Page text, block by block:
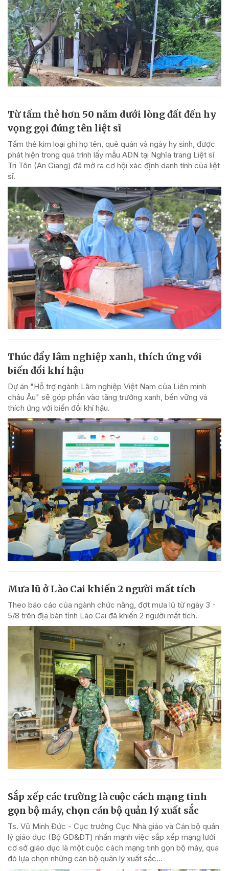
Từ tấm thẻ hơn 50 năm dưới lòng đất đến hy
vọng gọi đúng tên liệt sĩ
Tấm thẻ kim loại ghi họ tên, quê quán và ngày hy sinh, được
phát hiện trong quá trình lấy mẫu ADN tại Nghĩa trang Liệt sĩ
Tri Tôn (An Giang) đã mở ra cơ hội xác định danh tính của liệt
sĩ.
Thúc đẩy lâm nghiệp xanh, thích ứng với
biến đổi khí hậu
Dự án "Hỗ trợ ngành Lâm nghiệp Việt Nam của Liên minh
châu Âu" sẽ góp phần vào tăng trưởng xanh, bền vững và
thích ứng với biến đổi khí hậu.
Mưa lũ ở Lào Cai khiến 2 người mất tích
Theo báo cáo của ngành chức năng, đợt mưa lũ từ ngày 3 -
5/8 trên địa bàn tỉnh Lào Cai đã khiến 2 người mất tích.
Sắp xếp các trường là cuộc cách mạng tinh
gọn bộ máy, chọn cán bộ quản lý xuất sắc
Ts. Vũ Minh Đức - Cục trưởng Cục Nhà giáo và Cán bộ quản
lý giáo dục (Bộ GD&ĐT) nhấn mạnh việc sắp xếp mạng lưới
cơ sở giáo dục là một cuộc cách mạng tinh gọn bộ máy, qua
đó lựa chọn những cán bộ quản lý xuất sắc...